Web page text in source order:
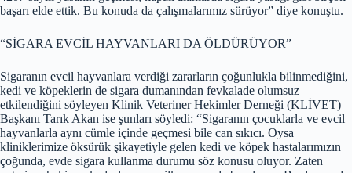
başarı elde ettik. Bu konuda da çalışmalarımız sürüyor” diye konuştu.
“SİGARA EVCİL HAYVANLARI DA ÖLDÜRÜYOR”
Sigaranın evcil hayvanlara verdiği zararların çoğunlukla bilinmediğini,
kedi ve köpeklerin de sigara dumanından fevkalade olumsuz
etkilendiğini söyleyen Klinik Veteriner Hekimler Derneği (KLİVET)
Başkanı Tarık Akan ise şunları söyledi: “Sigaranın çocuklarla ve evcil
hayvanlarla aynı cümle içinde geçmesi bile can sıkıcı. Oysa
kliniklerimize öksürük şikayetiyle gelen kedi ve köpek hastalarımızın
çoğunda, evde sigara kullanma durumu söz konusu oluyor. Zaten